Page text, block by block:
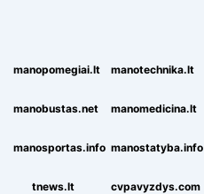
manopomegiai.lt manotechnika.lt
manobustas.net manomedicina.lt
manosportas.info manostatyba.info
tnews.lt cvpavyzdys.com